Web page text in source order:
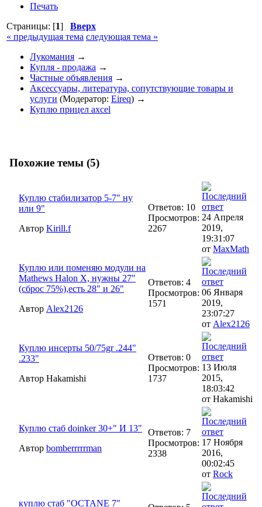
Печать
Страницы: [1] Вверх
« предыдущая тема следующая тема »
Лукомания →
Купля - продажа →
Частные объявления →
Аксессуары, литература, сопутствующие товары и
услуги (Модератор: Eireq) →
Куплю прицел axcel
Похожие темы (5)
Куплю стабилизатор 5-7" ну
или 9"
Автор Kirill.f
Ответов: 10
Просмотров:
2267
24 Апреля
2019,
19:31:07
от MaxMath
Куплю или поменяю модули на
Mathews Halon X, нужны 27"
(сброс 75%),есть 28" и 26"
Автор Alex2126
Ответов: 4
Просмотров:
1571
06 Января
2019,
23:07:27
от Alex2126
Куплю инсерты 50/75gr .244"
.233"
Автор Hakamishi
Ответов: 0
Просмотров:
1737
13 Июля
2015,
18:03:42
от Hakamishi
Куплю стаб doinker 30+" И 13"
Автор bomberrrrrman
Ответов: 7
Просмотров:
2338
17 Ноября
2016,
00:02:45
от Rock
куплю стаб "OCTANE 7"